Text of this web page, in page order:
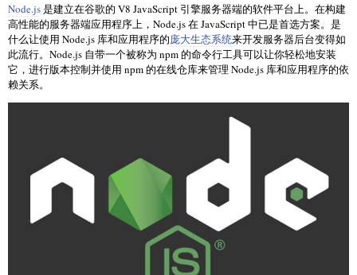
Node.js是建立在谷歌的 V8 JavaScript 引擎服务器端的软件平台上。在构建
高性能的服务器端应用程序上，Node.js 在 JavaScript 中已是首选方案。是
什么让使用 Node.js 库和应用程序的庞大生态系统来开发服务器后台变得如
此流行。Node.js 自带一个被称为 npm 的命令行工具可以让你轻松地安装
它，进行版本控制并使用 npm 的在线仓库来管理 Node.js 库和应用程序的依
赖关系。